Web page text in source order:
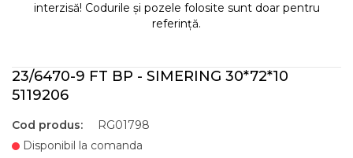
interzisă! Codurile și pozele folosite sunt doar pentru
referință.
23/6470-9 FT BP - SIMERING 30*72*10
5119206
Cod produs:
RG01798
Disponibil la comanda